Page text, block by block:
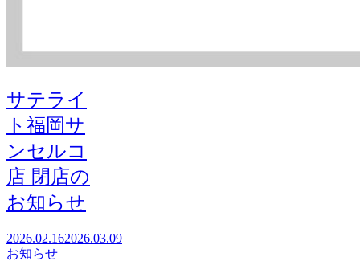
サテライ
ト福岡サ
ンセルコ
店 閉店の
お知らせ
2026.02.162026.03.09
お知らせ